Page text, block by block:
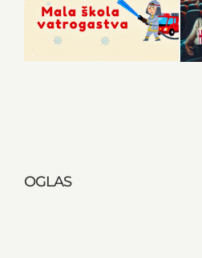
OGLAS